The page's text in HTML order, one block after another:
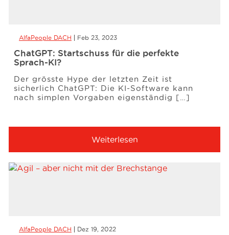
AlfaPeople DACH Feb 23, 2023
ChatGPT: Startschuss für die perfekte
Sprach-KI?
Der grösste Hype der letzten Zeit ist
sicherlich ChatGPT: Die KI-Software kann
nach simplen Vorgaben eigenständig […]
Weiterlesen
AlfaPeople DACH Dez 19, 2022